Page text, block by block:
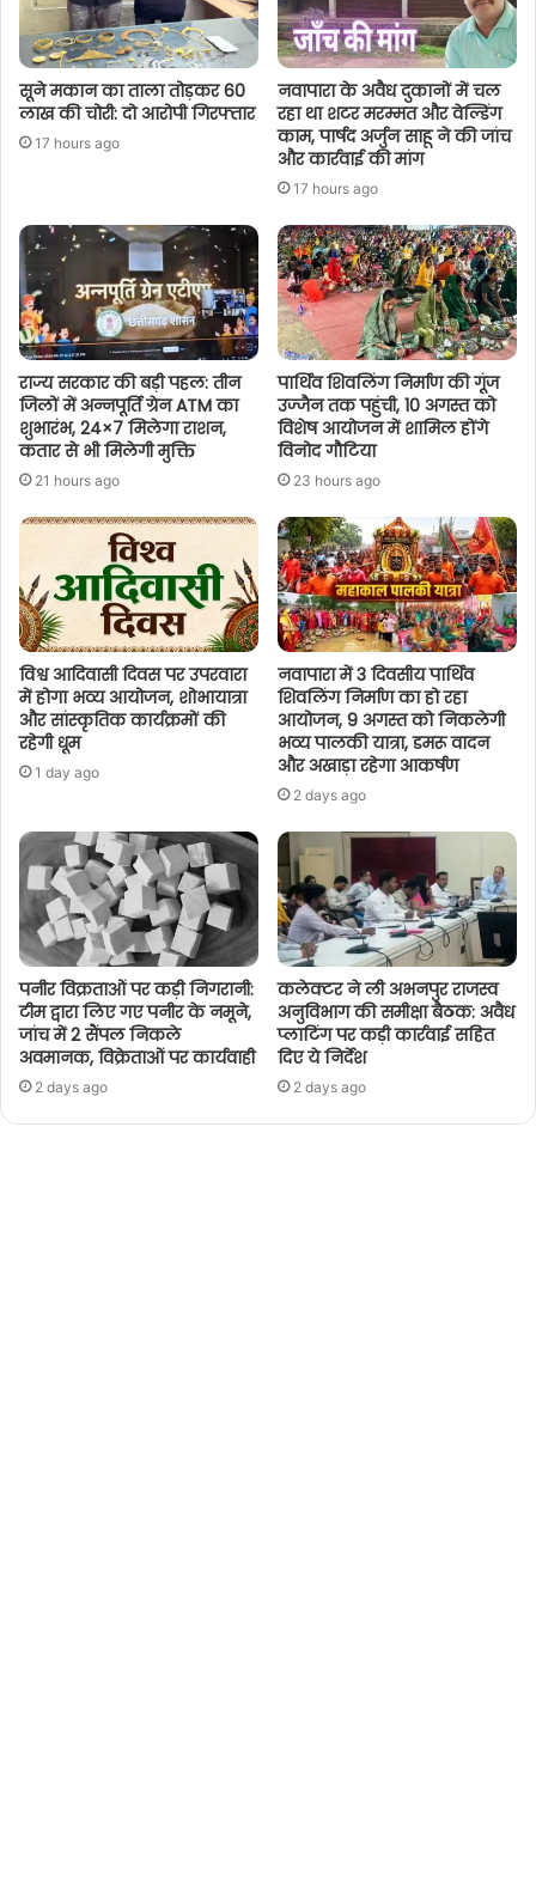
सूने मकान का ताला तोड़कर 60
लाख की चोरी: दो आरोपी गिरफ्तार
17 hours ago
नवापारा के अवैध दुकानों में चल
रहा था शटर मरम्मत और वेल्डिंग
काम, पार्षद अर्जुन साहू ने की जांच
और कार्रवाई की मांग
17 hours ago
राज्य सरकार की बड़ी पहल: तीन
जिलों में अन्नपूर्ति ग्रेन ATM का
शुभारंभ, 24×7 मिलेगा राशन,
कतार से भी मिलेगी मुक्ति
21 hours ago
पार्थिव शिवलिंग निर्माण की गूंज
उज्जैन तक पहुंची, 10 अगस्त को
विशेष आयोजन में शामिल होंगे
विनोद गौटिया
23 hours ago
विश्व आदिवासी दिवस पर उपरवारा
में होगा भव्य आयोजन, शोभायात्रा
और सांस्कृतिक कार्यक्रमों की
रहेगी धूम
1 day ago
नवापारा में 3 दिवसीय पार्थिव
शिवलिंग निर्माण का हो रहा
आयोजन, 9 अगस्त को निकलेगी
भव्य पालकी यात्रा, डमरू वादन
और अखाड़ा रहेगा आकर्षण
2 days ago
पनीर विक्रताओं पर कड़ी निगरानी:
टीम द्वारा लिए गए पनीर के नमूने,
जांच में 2 सैंपल निकले
अवमानक, विक्रेताओं पर कार्यवाही
2 days ago
कलेक्टर ने ली अभनपुर राजस्व
अनुविभाग की समीक्षा बैठक: अवैध
प्लाटिंग पर कड़ी कार्रवाई सहित
दिए ये निर्देश
2 days ago